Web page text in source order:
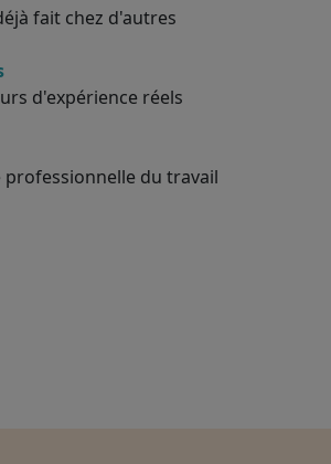
fait chez d'autres
d'expérience réels
du travail